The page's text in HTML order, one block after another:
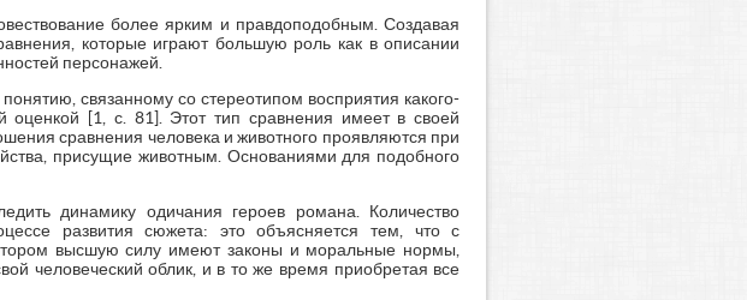
более ярким и правдоподобным. Создавая
которые играют большую роль как в описании
персонажей.
связанному со стереотипом восприятия какого-
оценкой [1, с. 81]. Этот тип сравнения имеет в своей
сравнения человека и животного проявляются при
присущие животным. Основаниями для подобного
динамику одичания героев романа. Количество
развития сюжета: это объясняется тем, что с
высшую силу имеют законы и моральные нормы,
человеческий облик, и в то же время приобретая все